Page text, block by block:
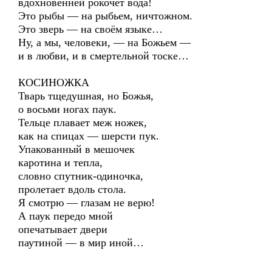
вдохновенней рокочет вода!
Это рыбы — на рыбьем, ничтожном.
Это зверь — на своём языке…
Ну, а мы, человеки, — на Божьем —
и в любви, и в смертельной тоске…
КОСИНОЖКА
Тварь тщедушная, но Божья,
о восьми ногах паук.
Тельце плавает меж ножек,
как на спицах — шерсти пук.
Упакованный в мешочек
каротина и тепла,
словно спутник-одиночка,
пролетает вдоль стола.
Я смотрю — глазам не верю!
А паук передо мной
опечатывает двери
паутиной — в мир иной…